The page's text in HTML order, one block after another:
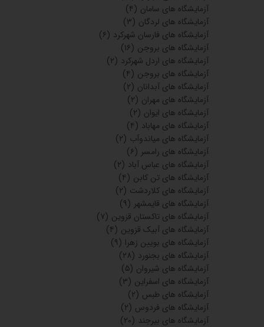
آزمایشگاه های سامان (۴)
آزمایشگاه های لردگان (۳)
آزمایشگاه های فارسان شهرکرد (۶)
آزمایشگاه های بروجن (۱۶)
آزمایشگاه های اردل شهرکرد (۲)
آزمایشگاه های بروجن (۴)
آزمایشگاه های آبدانان (۲)
آزمایشگاه های مهران (۲)
آزمایشگاه های ایوان (۲)
آزمایشگاه های مهاباد (۴)
آزمایشگاه های میاندوآب (۲)
آزمایشگاه های رامسر (۶)
آزمایشگاه های عباس آباد (۲)
آزمایشگاه های تن کابن (۴)
آزمایشگاه های کلاردشت (۲)
آزمایشگاه های قایمشهر (۹)
آزمایشگاه های تاکستان قزوین (۷)
آزمایشگاه های آبیک قزوین (۴)
آزمایشگاه های بویین زهرا (۹)
آزمایشگاه های بجنورد (۲۸)
آزمایشگاه های شیروان (۵)
آزمایشگاه های اسفراین (۳)
آزمایشگاه های طبس (۲)
آزمایشگاه های فردوس (۲)
آزمایشگاه های بیرجند (۲۰)